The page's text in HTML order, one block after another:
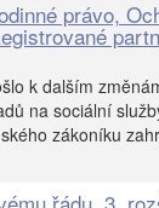
právo,
k dalším
na sociální
zákoníku